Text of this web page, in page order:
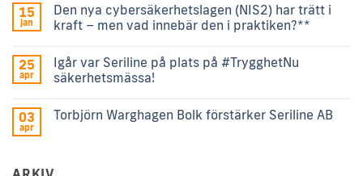
15
jan
Den nya cybersäkerhetslagen (NIS2) har trätt i
kraft – men vad innebär den i praktiken?**
25
apr
Igår var Seriline på plats på #TrygghetNu
säkerhetsmässa!
03
apr
Torbjörn Warghagen Bolk förstärker Seriline AB